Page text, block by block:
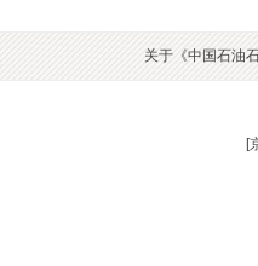
关于《中国石油石
[